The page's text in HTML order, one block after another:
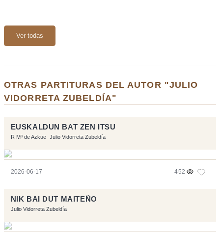
Ver todas
OTRAS PARTITURAS DEL AUTOR "JULIO
VIDORRETA ZUBELDÍA"
EUSKALDUN BAT ZEN ITSU
R Mª de Azkue Julio Vidorreta Zubeldía
2026-06-17 452
NIK BAI DUT MAITEÑO
Julio Vidorreta Zubeldía